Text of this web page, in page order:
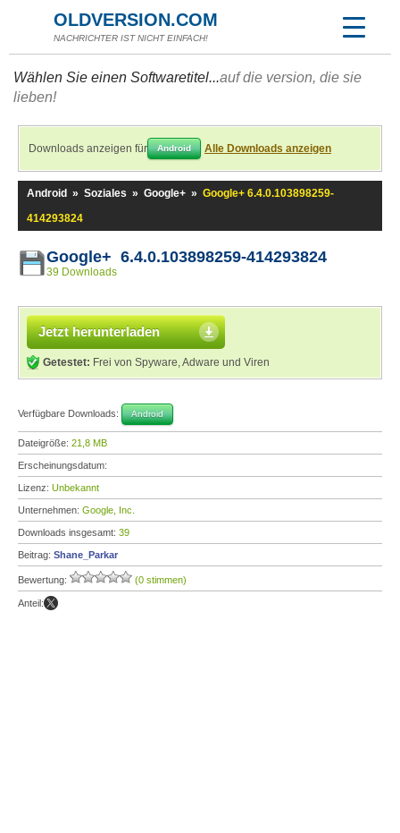
OLDVERSION.COM
NACHRICHTER IST NICHT EINFACH!
Wählen Sie einen Softwaretitel...auf die version, die sie
lieben!
Downloads anzeigen für Android Alle Downloads anzeigen
Android » Soziales » Google+ » Google+ 6.4.0.103898259-
414293824
Google+ 6.4.0.103898259-414293824
39 Downloads
Jetzt herunterladen
Getestet: Frei von Spyware, Adware und Viren
Verfügbare Downloads: Android
Dateigröße: 21,8 MB
Erscheinungsdatum:
Lizenz: Unbekannt
Unternehmen: Google, Inc.
Downloads insgesamt: 39
Beitrag: Shane_Parkar
Bewertung: (0 stimmen)
Anteil: